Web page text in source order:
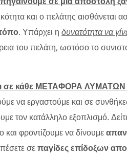
και ο πελάτης αισθάνεται
. Υπάρχει η δυνατότητα να
του πελάτη, ωστόσο το
σε κάθε ΜΕΤΑΦΟΡΑ
να εργαστούμε και σε
τον κατάλληλο εξοπλισμό.
και φροντίζουμε να δίνουμε
σεπαγίδες επίδοξων